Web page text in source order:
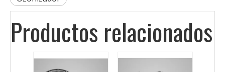
Productos relacionados